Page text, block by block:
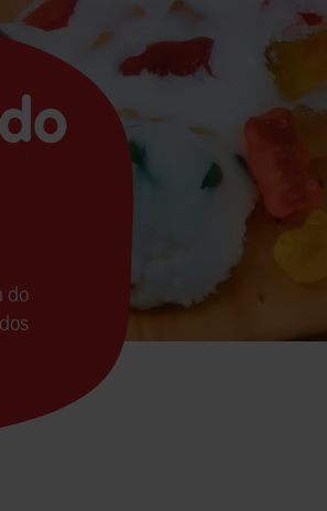
do